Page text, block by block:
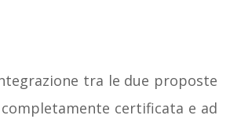
tra le due proposte
certificata e ad